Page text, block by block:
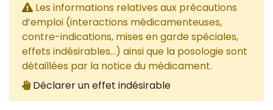
Les informations relatives aux précautions
d’emploi (interactions médicamenteuses,
contre-indications, mises en garde spéciales,
effets indésirables...) ainsi que la posologie sont
détaillées par la notice du médicament.
Déclarer un effet indésirable